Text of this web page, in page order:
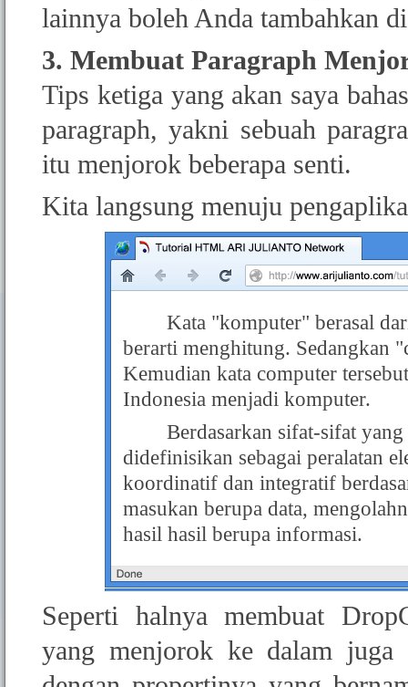
lainnya boleh Anda tambahkan
3. Membuat Paragraph
Tips ketiga yang akan saya
paragraph, yakni sebuah
itu menjorok beberapa senti.
Kita langsung menuju
Kata "komputer" berasal
berarti menghitung. Sedangkan
Kemudian kata computer
Indonesia menjadi komputer.
Berdasarkan sifat-sifat
didefinisikan sebagai peralatan
koordinatif dan integratif
masukan berupa data,
hasil hasil berupa informasi.
Seperti halnya membuat
yang menjorok ke dalam juga